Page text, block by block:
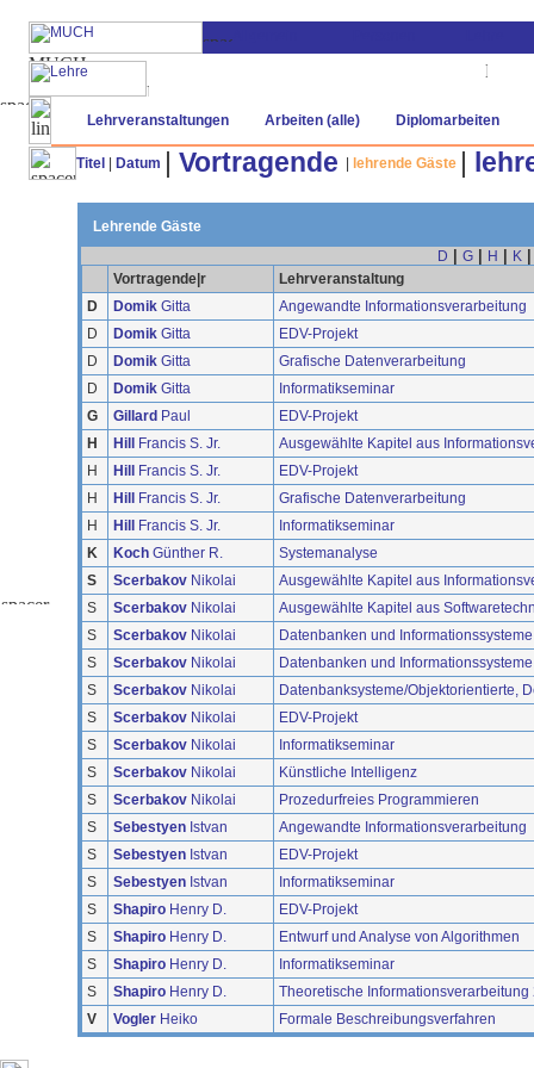
Lehrveranstaltungen Arbeiten (alle) Diplomarbeiten
Titel Datum Vortragende lehrende Gäste
Lehrende Gäste
D
G| H K
Vortragende|r
Lehrveranstaltung
D
Domik Gitta
Angewandte Informationsverarbeitung
D
Domik Gitta
EDV-Projekt
D
Domik Gitta
Grafische Datenverarbeitung
D
Domik Gitta
Informatikseminar
G
Gillard Paul
EDV-Projekt
H
Hill Francis S. Jr.
Ausgewählte Kapitel aus
H
Hill Francis S. Jr.
EDV-Projekt
H
Hill Francis S. Jr.
Grafische Datenverarbeitung
H
Hill Francis S. Jr.
Informatikseminar
K
Koch Günther R.
Systemanalyse
S
Scerbakov Nikolai
Ausgewählte Kapitel aus
S
Scerbakov Nikolai
Ausgewählte Kapitel aus
S
Scerbakov Nikolai
Datenbanken und
S
Scerbakov Nikolai
Datenbanken und
S
Scerbakov Nikolai
Datenbanksysteme/Objektorientierte,
S
Scerbakov Nikolai
EDV-Projekt
S
Scerbakov Nikolai
Informatikseminar
S
Scerbakov Nikolai
Künstliche Intelligenz
S
Scerbakov Nikolai
Prozedurfreies Programmieren
S
Sebestyen Istvan
Angewandte Informationsverarbeitung
S
Sebestyen Istvan
EDV-Projekt
S
Sebestyen Istvan
Informatikseminar
S
Shapiro Henry D.
EDV-Projekt
S
Shapiro Henry D.
Entwurf und Analyse von Algorithmen
S
Shapiro Henry D.
Informatikseminar
S
Shapiro Henry D.
Theoretische Informationsverarbeitung
V
Vogler Heiko Formale Beschreibungsverfahren